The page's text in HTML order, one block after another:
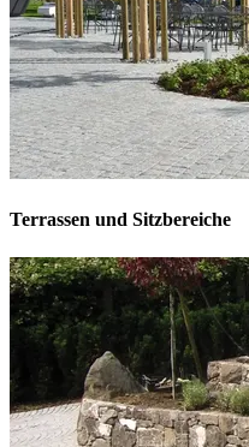
Terrassen und Sitzbereiche